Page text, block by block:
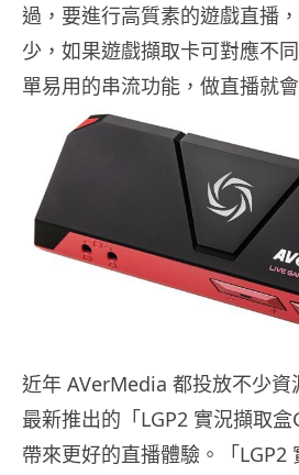
過，要進行高質素的遊戲直播
少，如果遊戲擷取卡可對應不
單易用的串流功能，做直播就
近年 AVerMedia 都投放不少資
最新推出的「LGP2 實況擷取
帶來更好的直播體驗。「LGP2